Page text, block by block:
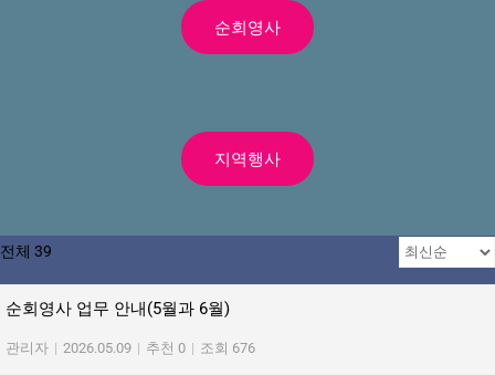
순회영사
지역행사
전체 39
순회영사 업무 안내(5월과 6월)
관리자 | 2026.05.09 | 추천 0 | 조회 676